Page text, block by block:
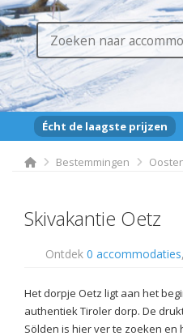
Écht de laagste prijzen
Bestemmingen
Skivakantie Oetz
Ontdek 0 accommodaties,
Het dorpje Oetz ligt aan het
authentiek Tiroler dorp. De
Sölden is hier ver te zoeken